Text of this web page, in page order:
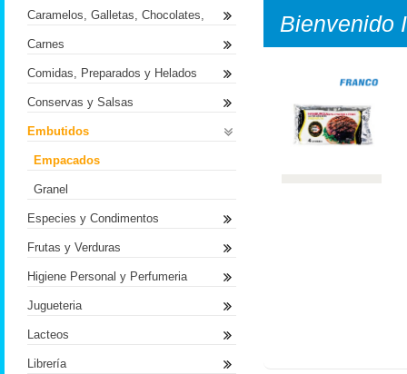
Bienvenido
Caramelos, Galletas, Chocolates,
Carnes
Comidas, Preparados y Helados
Conservas y Salsas
Embutidos
Empacados
Granel
Especies y Condimentos
Frutas y Verduras
Higiene Personal y Perfumeria
Jugueteria
Lacteos
Librería